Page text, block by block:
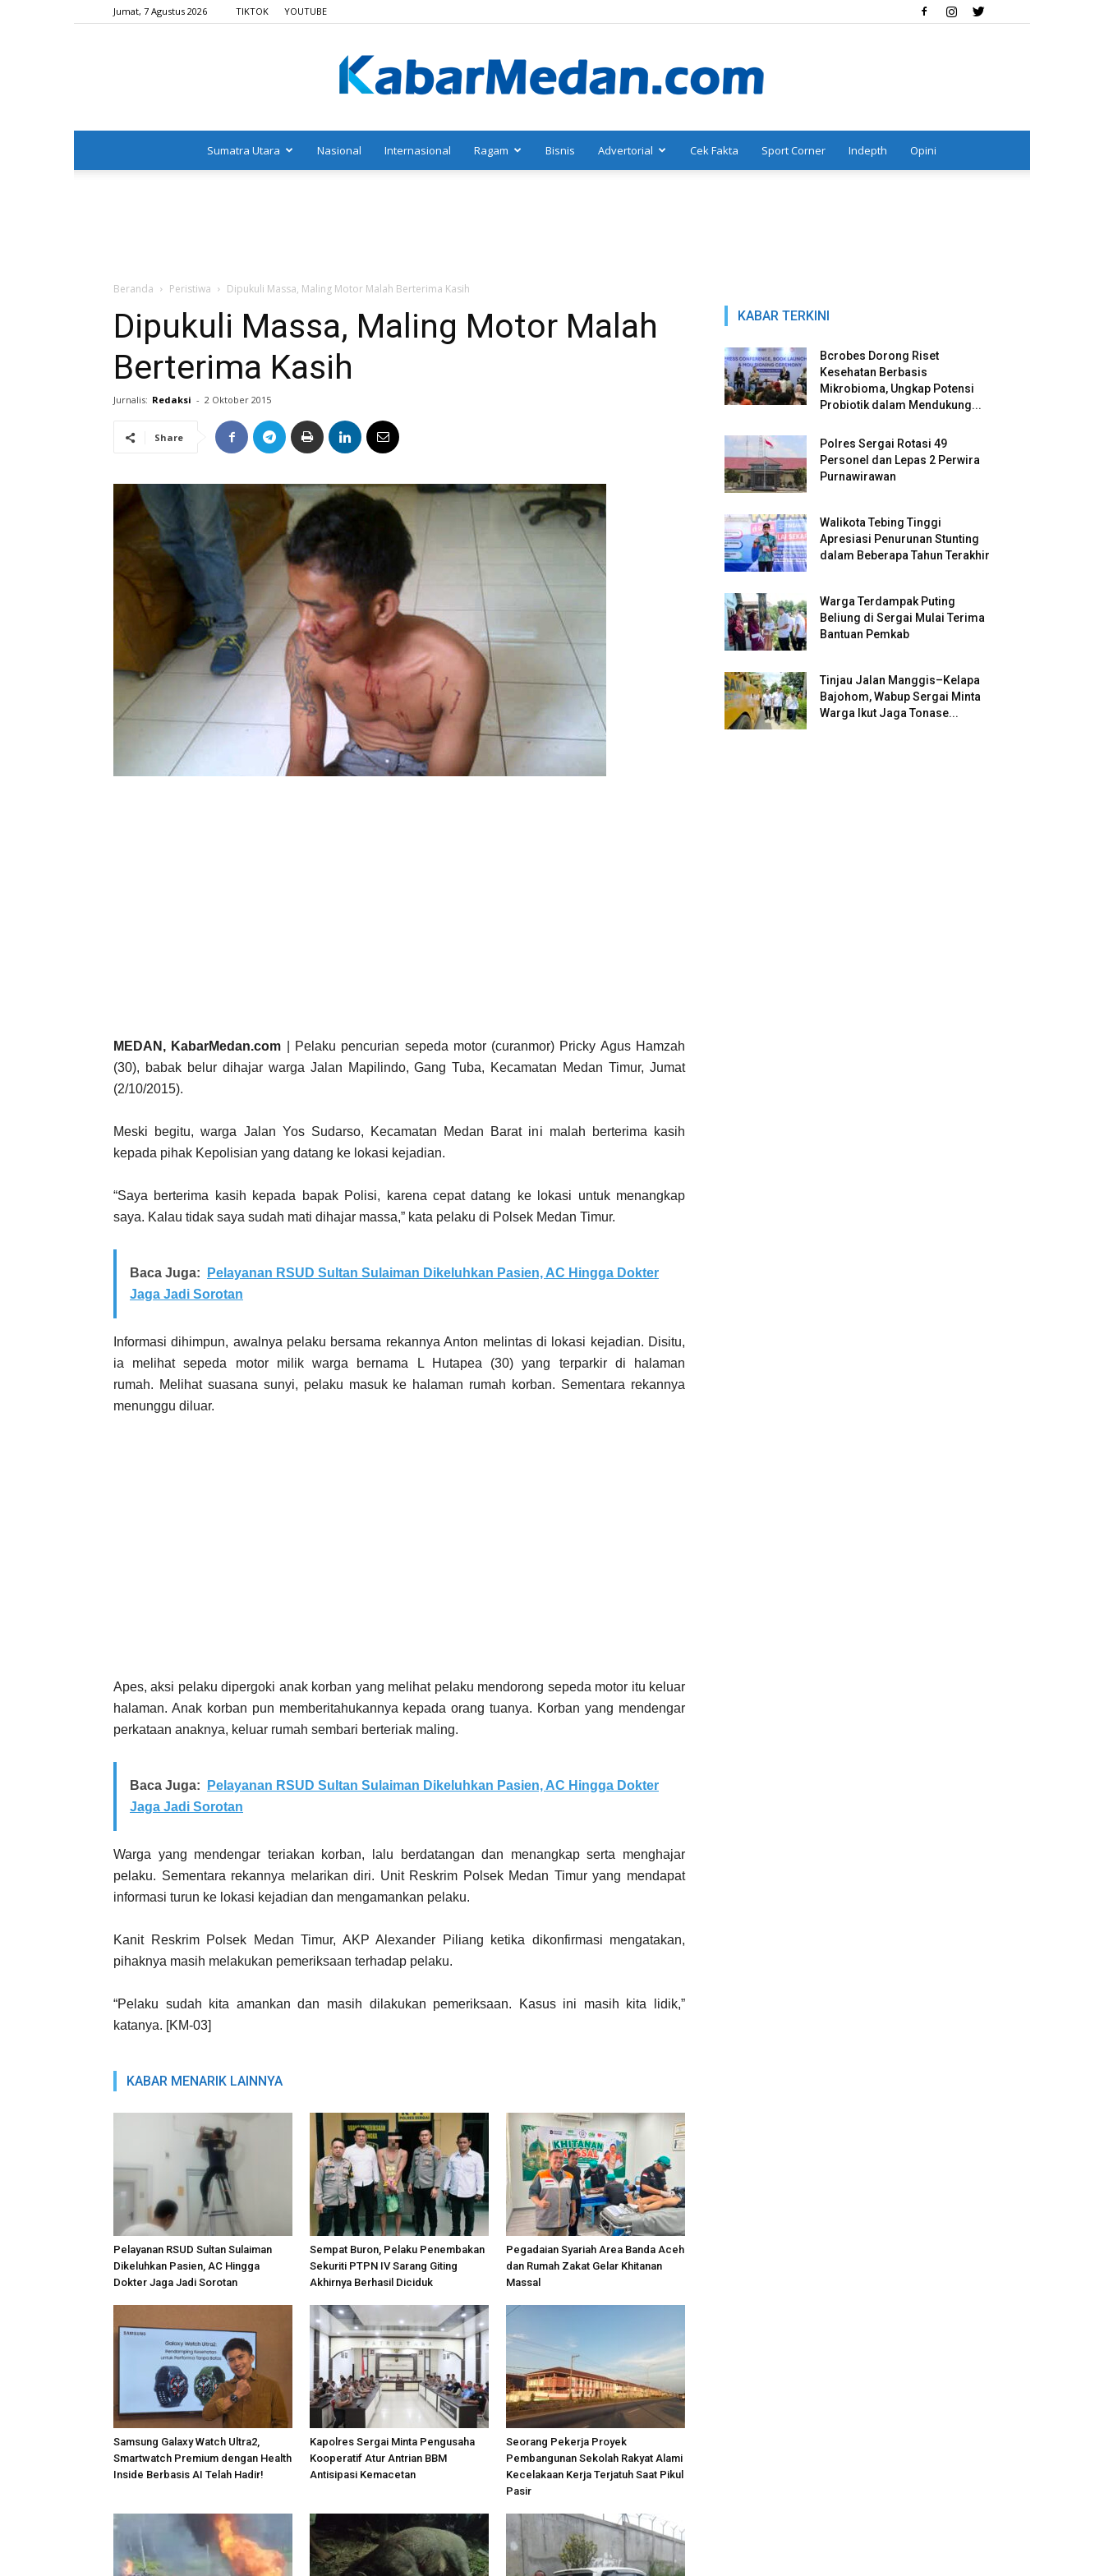
Jumat, 7 Agustus 2026 TIKTOK YOUTUBE
Sumatra Utara Nasional Internasional Ragam Bisnis Advertorial Cek Fakta Sport Corner Indepth Opini
Beranda Peristiwa Dipukuli Massa, Maling Motor Malah Berterima Kasih
Dipukuli Massa, Maling Motor Malah
Berterima Kasih
Jurnalis: Redaksi - 2 Oktober 2015
Share
MEDAN, KabarMedan.com | Pelaku pencurian sepeda motor (curanmor) Pricky Agus Hamzah
(30), babak belur dihajar warga Jalan Mapilindo, Gang Tuba, Kecamatan Medan Timur, Jumat
(2/10/2015).
Meski begitu, warga Jalan Yos Sudarso, Kecamatan Medan Barat ini malah berterima kasih
kepada pihak Kepolisian yang datang ke lokasi kejadian.
“Saya berterima kasih kepada bapak Polisi, karena cepat datang ke lokasi untuk menangkap
saya. Kalau tidak saya sudah mati dihajar massa,” kata pelaku di Polsek Medan Timur.
Baca Juga:
Pelayanan RSUD Sultan Sulaiman Dikeluhkan Pasien, AC Hingga Dokter
Jaga Jadi Sorotan
Informasi dihimpun, awalnya pelaku bersama rekannya Anton melintas di lokasi kejadian. Disitu,
ia melihat sepeda motor milik warga bernama L Hutapea (30) yang terparkir di halaman
rumah. Melihat suasana sunyi, pelaku masuk ke halaman rumah korban. Sementara rekannya
menunggu diluar.
Apes, aksi pelaku dipergoki anak korban yang melihat pelaku mendorong sepeda motor itu keluar
halaman. Anak korban pun memberitahukannya kepada orang tuanya. Korban yang mendengar
perkataan anaknya, keluar rumah sembari berteriak maling.
Baca Juga:
Pelayanan RSUD Sultan Sulaiman Dikeluhkan Pasien, AC Hingga Dokter
Jaga Jadi Sorotan
Warga yang mendengar teriakan korban, lalu berdatangan dan menangkap serta menghajar
pelaku. Sementara rekannya melarikan diri. Unit Reskrim Polsek Medan Timur yang mendapat
informasi turun ke lokasi kejadian dan mengamankan pelaku.
Kanit Reskrim Polsek Medan Timur, AKP Alexander Piliang ketika dikonfirmasi mengatakan,
pihaknya masih melakukan pemeriksaan terhadap pelaku.
“Pelaku sudah kita amankan dan masih dilakukan pemeriksaan. Kasus ini masih kita lidik,”
katanya. [KM-03]
KABAR MENARIK LAINNYA
Pelayanan RSUD Sultan Sulaiman
Dikeluhkan Pasien, AC Hingga
Dokter Jaga Jadi Sorotan
Sempat Buron, Pelaku Penembakan
Sekuriti PTPN IV Sarang Giting
Akhirnya Berhasil Diciduk
Pegadaian Syariah Area Banda Aceh
dan Rumah Zakat Gelar Khitanan
Massal
Samsung Galaxy Watch Ultra2,
Smartwatch Premium dengan Health
Inside Berbasis AI Telah Hadir!
Kapolres Sergai Minta Pengusaha
Kooperatif Atur Antrian BBM
Antisipasi Kemacetan
Seorang Pekerja Proyek
Pembangunan Sekolah Rakyat Alami
Kecelakaan Kerja Terjatuh Saat Pikul
Pasir
KABAR TERKINI
Bcrobes Dorong Riset
Kesehatan Berbasis
Mikrobioma, Ungkap Potensi
Probiotik dalam Mendukung...
Polres Sergai Rotasi 49
Personel dan Lepas 2 Perwira
Purnawirawan
Walikota Tebing Tinggi
Apresiasi Penurunan Stunting
dalam Beberapa Tahun Terakhir
Warga Terdampak Puting
Beliung di Sergai Mulai Terima
Bantuan Pemkab
Tinjau Jalan Manggis–Kelapa
Bajohom, Wabup Sergai Minta
Warga Ikut Jaga Tonase...